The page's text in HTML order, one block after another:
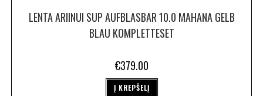
LENTA ARIINUI SUP AUFBLASBAR 10.0 MAHANA GELB
BLAU KOMPLETTESET
€379.00
Į KREPŠELĮ